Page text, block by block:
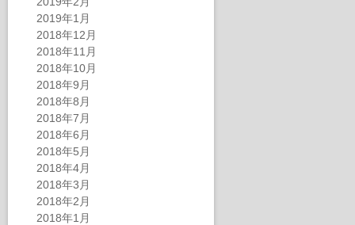
2019年1月
2018年12月
2018年11月
2018年10月
2018年9月
2018年8月
2018年7月
2018年6月
2018年5月
2018年4月
2018年3月
2018年2月
2018年1月